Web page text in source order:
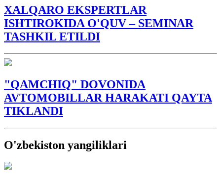
XALQARO EKSPERTLAR
ISHTIROKIDA O'QUV – SEMINAR
TASHKIL ETILDI
"QAMCHIQ" DOVONIDA
AVTOMOBILLAR HARAKATI QAYTA
TIKLANDI
O'zbekiston yangiliklari